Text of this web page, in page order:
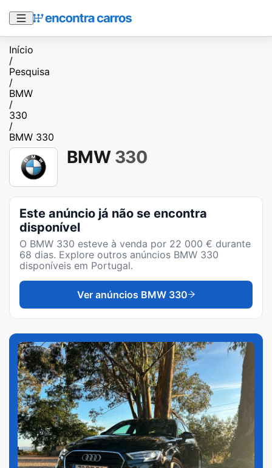
Início
/
Pesquisa
/
BMW
/
330
/
BMW 330
BMW 330
Este anúncio já não se encontra
disponível
O BMW 330 esteve à venda por 22 000 € durante
68 dias. Explore outros anúncios BMW 330
disponíveis em Portugal.
Ver anúncios BMW 330